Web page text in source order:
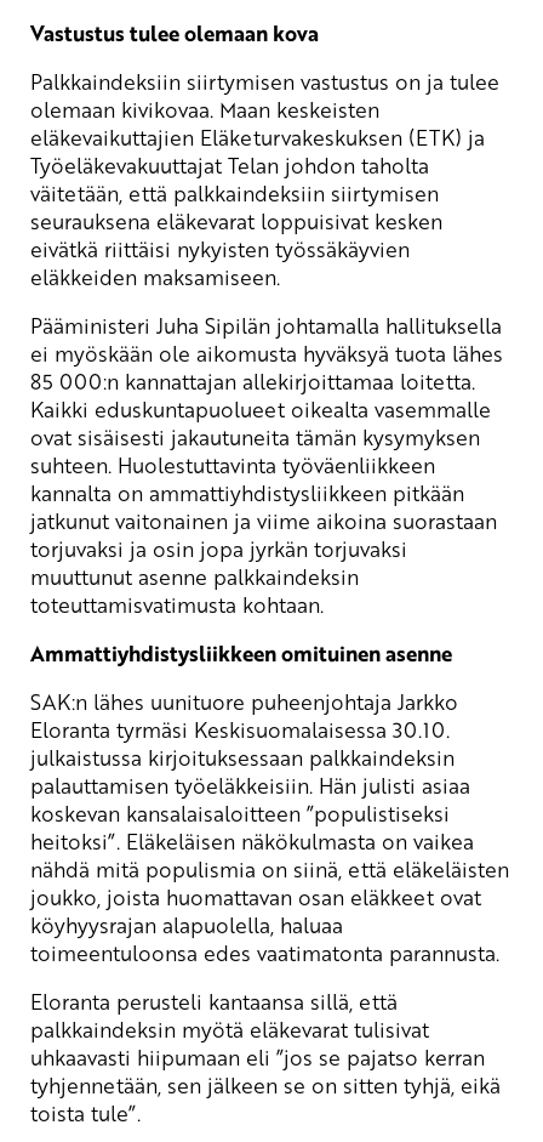
Vastustus tulee olemaan kova
Palkkaindeksiin siirtymisen vastustus on ja tulee
olemaan kivikovaa. Maan keskeisten
eläkevaikuttajien Eläketurvakeskuksen (ETK) ja
Työeläkevakuuttajat Telan johdon taholta
väitetään, että palkkaindeksiin siirtymisen
seurauksena eläkevarat loppuisivat kesken
eivätkä riittäisi nykyisten työssäkäyvien
eläkkeiden maksamiseen.
Pääministeri Juha Sipilän johtamalla hallituksella
ei myöskään ole aikomusta hyväksyä tuota lähes
85 000:n kannattajan allekirjoittamaa loitetta.
Kaikki eduskuntapuolueet oikealta vasemmalle
ovat sisäisesti jakautuneita tämän kysymyksen
suhteen. Huolestuttavinta työväenliikkeen
kannalta on ammattiyhdistysliikkeen pitkään
jatkunut vaitonainen ja viime aikoina suorastaan
torjuvaksi ja osin jopa jyrkän torjuvaksi
muuttunut asenne palkkaindeksin
toteuttamisvatimusta kohtaan.
Ammattiyhdistysliikkeen omituinen asenne
SAK:n lähes uunituore puheenjohtaja Jarkko
Eloranta tyrmäsi Keskisuomalaisessa 30.10.
julkaistussa kirjoituksessaan palkkaindeksin
palauttamisen työeläkkeisiin. Hän julisti asiaa
koskevan kansalaisaloitteen ”populistiseksi
heitoksi”. Eläkeläisen näkökulmasta on vaikea
nähdä mitä populismia on siinä, että eläkeläisten
joukko, joista huomattavan osan eläkkeet ovat
köyhyysrajan alapuolella, haluaa
toimeentuloonsa edes vaatimatonta parannusta.
Eloranta perusteli kantaansa sillä, että
palkkaindeksin myötä eläkevarat tulisivat
uhkaavasti hiipumaan eli ”jos se pajatso kerran
tyhjennetään, sen jälkeen se on sitten tyhjä, eikä
toista tule”.